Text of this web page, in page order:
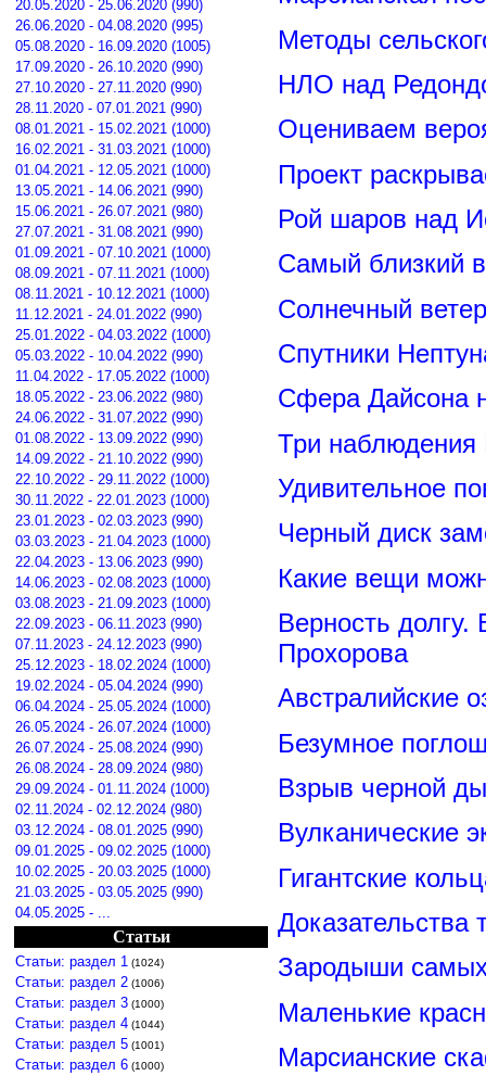
20.05.2020 - 25.06.2020 (990)
26.06.2020 - 04.08.2020 (995)
05.08.2020 - 16.09.2020 (1005)
17.09.2020 - 26.10.2020 (990)
27.10.2020 - 27.11.2020 (990)
28.11.2020 - 07.01.2021 (990)
08.01.2021 - 15.02.2021 (1000)
16.02.2021 - 31.03.2021 (1000)
01.04.2021 - 12.05.2021 (1000)
13.05.2021 - 14.06.2021 (990)
15.06.2021 - 26.07.2021 (980)
27.07.2021 - 31.08.2021 (990)
01.09.2021 - 07.10.2021 (1000)
08.09.2021 - 07.11.2021 (1000)
08.11.2021 - 10.12.2021 (1000)
11.12.2021 - 24.01.2022 (990)
25.01.2022 - 04.03.2022 (1000)
05.03.2022 - 10.04.2022 (990)
11.04.2022 - 17.05.2022 (1000)
18.05.2022 - 23.06.2022 (980)
24.06.2022 - 31.07.2022 (990)
01.08.2022 - 13.09.2022 (990)
14.09.2022 - 21.10.2022 (990)
22.10.2022 - 29.11.2022 (1000)
30.11.2022 - 22.01.2023 (1000)
23.01.2023 - 02.03.2023 (990)
03.03.2023 - 21.04.2023 (1000)
22.04.2023 - 13.06.2023 (990)
14.06.2023 - 02.08.2023 (1000)
03.08.2023 - 21.09.2023 (1000)
22.09.2023 - 06.11.2023 (990)
07.11.2023 - 24.12.2023 (990)
25.12.2023 - 18.02.2024 (1000)
19.02.2024 - 05.04.2024 (990)
06.04.2024 - 25.05.2024 (1000)
26.05.2024 - 26.07.2024 (1000)
26.07.2024 - 25.08.2024 (990)
26.08.2024 - 28.09.2024 (980)
29.09.2024 - 01.11.2024 (1000)
02.11.2024 - 02.12.2024 (980)
03.12.2024 - 08.01.2025 (990)
09.01.2025 - 09.02.2025 (1000)
10.02.2025 - 20.03.2025 (1000)
21.03.2025 - 03.05.2025 (990)
04.05.2025 - ...
Статьи
Статьи: раздел 1 (1024)
Статьи: раздел 2 (1006)
Статьи: раздел 3 (1000)
Статьи: раздел 4 (1044)
Статьи: раздел 5 (1001)
Статьи: раздел 6 (1000)
Методы
НЛО над
Оцениваем
Проект
Рой шаров над
Самый близкий
Солнечный
Спутники
Сфера Дайсона
Три
Удивительное
Черный диск
Какие вещи
Верность
Прохорова
Австралийские
Безумное
Взрыв черной
Вулканические
Гигантские
Доказательства
Зародыши самых
Маленькие
Марсианские